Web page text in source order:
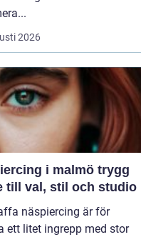
2026
i malmö trygg
till val, stil och studio
näspiercing är för
ett litet ingrepp med stor